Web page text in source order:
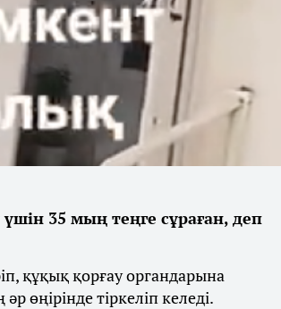
35 мың теңге сұраған, деп
құқық қорғау органдарына
өңірінде тіркеліп келеді.